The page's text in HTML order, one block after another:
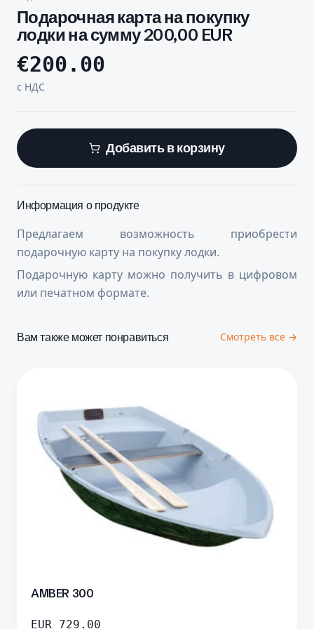
Подарочная карта на покупку
лодки на сумму 200,00 EUR
€200.00
с НДС
Добавить в корзину
Информация о продукте
Предлагаем возможность приобрести
подарочную карту на покупку лодки.
Подарочную карту можно получить в цифровом
или печатном формате.
Вам также может понравиться Смотреть все →
AMBER 300
EUR 729.00